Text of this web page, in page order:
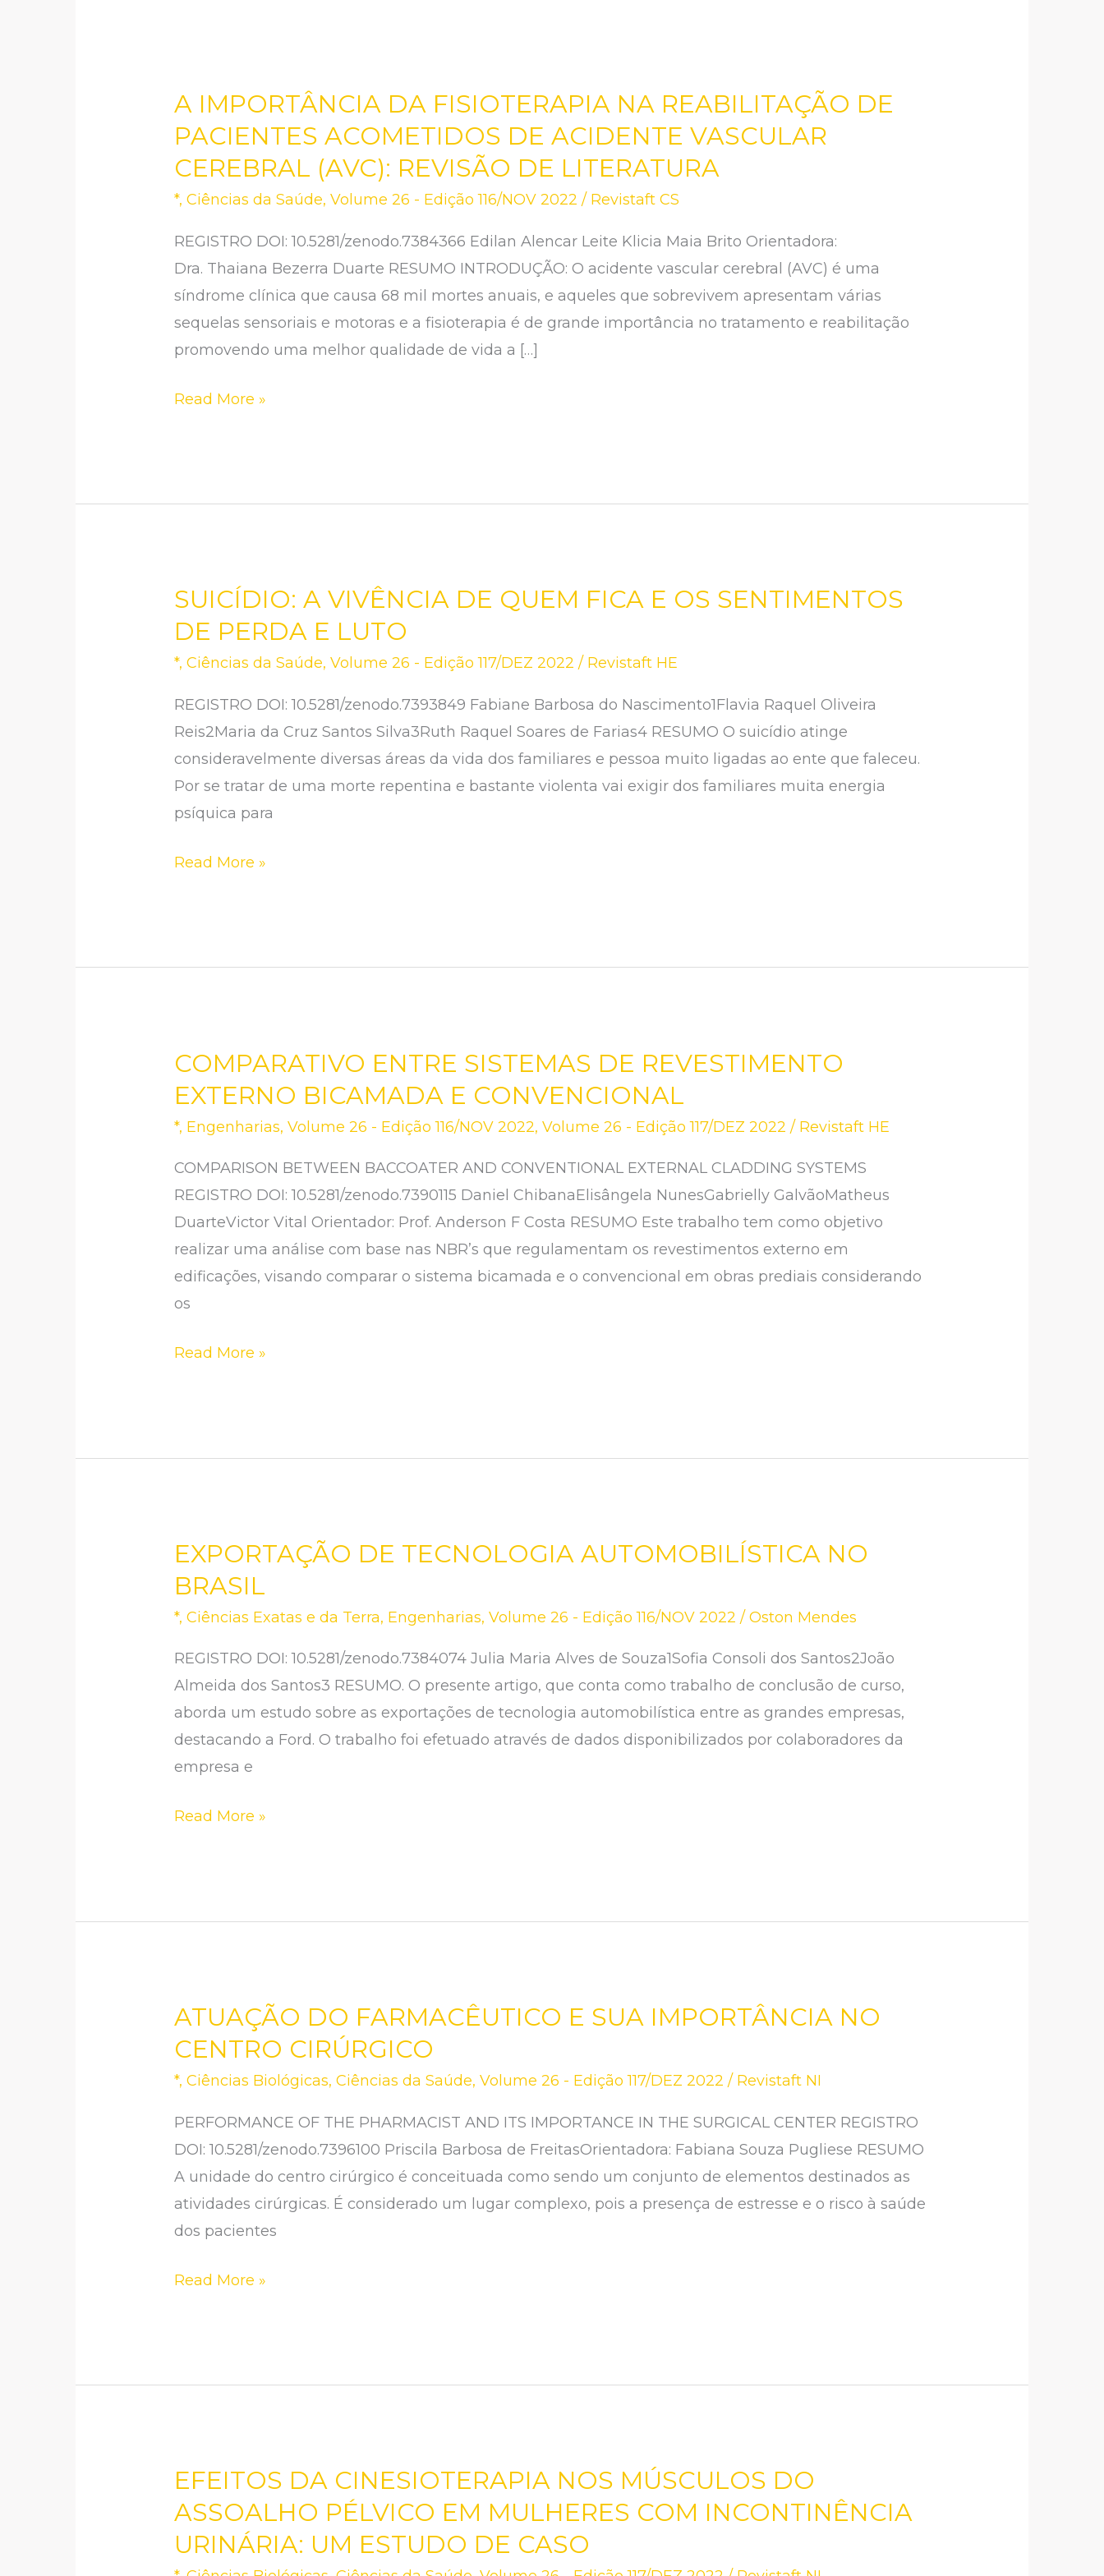
A IMPORTÂNCIA DA FISIOTERAPIA NA REABILITAÇÃO DE
PACIENTES ACOMETIDOS DE ACIDENTE VASCULAR
CEREBRAL (AVC): REVISÃO DE LITERATURA
*,Ciências da Saúde,Volume 26 - Edição 116/NOV 2022 / Revistaft CS
REGISTRO DOI: 10.5281/zenodo.7384366 Edilan Alencar Leite Klicia Maia Brito Orientadora:
Dra. Thaiana Bezerra Duarte RESUMO INTRODUÇÃO: O acidente vascular cerebral (AVC) é uma
síndrome clínica que causa 68 mil mortes anuais, e aqueles que sobrevivem apresentam várias
sequelas sensoriais e motoras e a fisioterapia é de grande importância no tratamento e reabilitação
promovendo uma melhor qualidade de vida a […]
A
IMPORTÂNCIA
FISIOTERAPIA
NA
REABILITAÇÃO
DE
PACIENTES
ACOMETIDOS
DE
VASCULAR
DE
Read More »
SUICÍDIO: A VIVÊNCIA DE QUEM FICA E OS SENTIMENTOS
DE PERDA E LUTO
*,Ciências da Saúde,Volume 26 - Edição 117/DEZ 2022 / Revistaft HE
REGISTRO DOI: 10.5281/zenodo.7393849 Fabiane Barbosa do Nascimento1Flavia Raquel Oliveira
Reis2Maria da Cruz Santos Silva3Ruth Raquel Soares de Farias4 RESUMO O suicídio atinge
consideravelmente diversas áreas da vida dos familiares e pessoa muito ligadas ao ente que faleceu.
Por se tratar de uma morte repentina e bastante violenta vai exigir dos familiares muita energia
psíquica para
SUICÍDIO:
A
QUEM
FICA
E
OS
SENTIMENTOS
PERDA
Read More »
COMPARATIVO ENTRE SISTEMAS DE REVESTIMENTO
EXTERNO BICAMADA E CONVENCIONAL
*, Engenharias,Volume 26 - Edição 116/NOV 2022,Volume 26 - Edição 117/DEZ 2022 / Revistaft HE
COMPARISON BETWEEN BACCOATER AND CONVENTIONAL EXTERNAL CLADDING SYSTEMS
REGISTRO DOI: 10.5281/zenodo.7390115 Daniel ChibanaElisângela NunesGabrielly GalvãoMatheus
DuarteVictor Vital Orientador: Prof. Anderson F Costa RESUMO Este trabalho tem como objetivo
realizar uma análise com base nas NBR’s que regulamentam os revestimentos externo em
edificações, visando comparar o sistema bicamada e o convencional em obras prediais considerando
os
COMPARATIVO
ENTRE
DE
REVESTIMENTO
EXTERNO
BICAMADA
E
CONVENCIONAL
Read More »
EXPORTAÇÃO DE TECNOLOGIA AUTOMOBILÍSTICA NO
BRASIL
*,Ciências Exatas e da Terra, Engenharias,Volume 26 - Edição 116/NOV 2022 /Oston Mendes
REGISTRO DOI: 10.5281/zenodo.7384074 Julia Maria Alves de Souza1Sofia Consoli dos Santos2João
Almeida dos Santos3 RESUMO. O presente artigo, que conta como trabalho de conclusão de curso,
aborda um estudo sobre as exportações de tecnologia automobilística entre as grandes empresas,
destacando a Ford. O trabalho foi efetuado através de dados disponibilizados por colaboradores da
empresa e
EXPORTAÇÃO
DE
NO
BRASIL
Read More »
ATUAÇÃO DO FARMACÊUTICO E SUA IMPORTÂNCIA NO
CENTRO CIRÚRGICO
*,Ciências Biológicas,Ciências da Saúde,Volume 26 - Edição 117/DEZ 2022 / Revistaft NI
PERFORMANCE OF THE PHARMACIST AND ITS IMPORTANCE IN THE SURGICAL CENTER REGISTRO
DOI: 10.5281/zenodo.7396100 Priscila Barbosa de FreitasOrientadora: Fabiana Souza Pugliese RESUMO
A unidade do centro cirúrgico é conceituada como sendo um conjunto de elementos destinados as
atividades cirúrgicas. É considerado um lugar complexo, pois a presença de estresse e o risco à saúde
dos pacientes
ATUAÇÃO
DO
SUA
IMPORTÂNCIA
NO
CENTRO
CIRÚRGICO
Read More »
EFEITOS DA CINESIOTERAPIA NOS MÚSCULOS DO
ASSOALHO PÉLVICO EM MULHERES COM INCONTINÊNCIA
URINÁRIA: UM ESTUDO DE CASO
EFEITOS
DA
CINESIOTERAPIA
NOS